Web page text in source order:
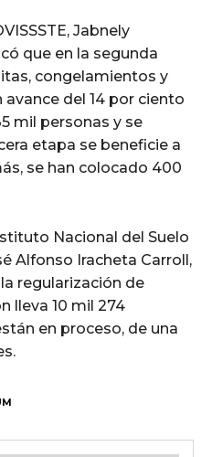
Jabnely
que en la segunda
congelamientos y
del 14 por ciento
mil personas y se
etapa se beneficie a
se han colocado 400
Nacional del Suelo
Alfonso Iracheta Carroll,
regularización de
lleva 10 mil 274
en proceso, de una